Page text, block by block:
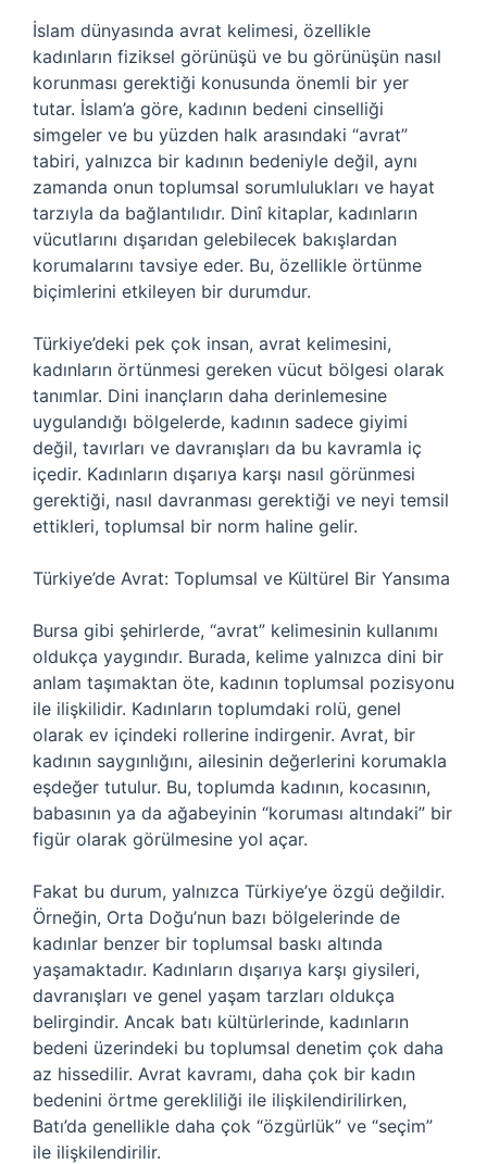
İslam dünyasında avrat kelimesi, özellikle
kadınların fiziksel görünüşü ve bu görünüşün nasıl
korunması gerektiği konusunda önemli bir yer
tutar. İslam’a göre, kadının bedeni cinselliği
simgeler ve bu yüzden halk arasındaki “avrat”
tabiri, yalnızca bir kadının bedeniyle değil, aynı
zamanda onun toplumsal sorumlulukları ve hayat
tarzıyla da bağlantılıdır. Dinî kitaplar, kadınların
vücutlarını dışarıdan gelebilecek bakışlardan
korumalarını tavsiye eder. Bu, özellikle örtünme
biçimlerini etkileyen bir durumdur.
Türkiye’deki pek çok insan, avrat kelimesini,
kadınların örtünmesi gereken vücut bölgesi olarak
tanımlar. Dini inançların daha derinlemesine
uygulandığı bölgelerde, kadının sadece giyimi
değil, tavırları ve davranışları da bu kavramla iç
içedir. Kadınların dışarıya karşı nasıl görünmesi
gerektiği, nasıl davranması gerektiği ve neyi temsil
ettikleri, toplumsal bir norm haline gelir.
Türkiye’de Avrat: Toplumsal ve Kültürel Bir Yansıma
Bursa gibi şehirlerde, “avrat” kelimesinin kullanımı
oldukça yaygındır. Burada, kelime yalnızca dini bir
anlam taşımaktan öte, kadının toplumsal pozisyonu
ile ilişkilidir. Kadınların toplumdaki rolü, genel
olarak ev içindeki rollerine indirgenir. Avrat, bir
kadının saygınlığını, ailesinin değerlerini korumakla
eşdeğer tutulur. Bu, toplumda kadının, kocasının,
babasının ya da ağabeyinin “koruması altındaki” bir
figür olarak görülmesine yol açar.
Fakat bu durum, yalnızca Türkiye’ye özgü değildir.
Örneğin, Orta Doğu’nun bazı bölgelerinde de
kadınlar benzer bir toplumsal baskı altında
yaşamaktadır. Kadınların dışarıya karşı giysileri,
davranışları ve genel yaşam tarzları oldukça
belirgindir. Ancak batı kültürlerinde, kadınların
bedeni üzerindeki bu toplumsal denetim çok daha
az hissedilir. Avrat kavramı, daha çok bir kadın
bedenini örtme gerekliliği ile ilişkilendirilirken,
Batı’da genellikle daha çok “özgürlük” ve “seçim”
ile ilişkilendirilir.